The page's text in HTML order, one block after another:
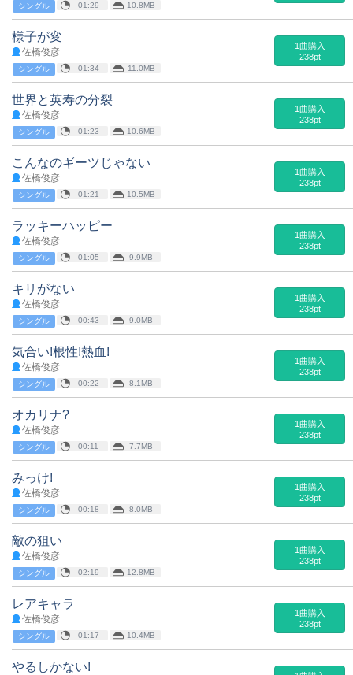
シングル 01:29 10.8MB
様子が変
佐橋俊彦
シングル 01:34 11.0MB
1曲購入
238pt
世界と英寿の分裂
佐橋俊彦
シングル 01:23 10.6MB
1曲購入
238pt
こんなのギーツじゃない
佐橋俊彦
シングル 01:21 10.5MB
1曲購入
238pt
ラッキーハッピー
佐橋俊彦
シングル 01:05 9.9MB
1曲購入
238pt
キリがない
佐橋俊彦
シングル 00:43 9.0MB
1曲購入
238pt
気合い!根性!熱血!
佐橋俊彦
シングル 00:22 8.1MB
1曲購入
238pt
オカリナ?
佐橋俊彦
シングル 00:11 7.7MB
1曲購入
238pt
みっけ!
佐橋俊彦
シングル 00:18 8.0MB
1曲購入
238pt
敵の狙い
佐橋俊彦
シングル 02:19 12.8MB
1曲購入
238pt
レアキャラ
佐橋俊彦
シングル 01:17 10.4MB
1曲購入
238pt
やるしかない!